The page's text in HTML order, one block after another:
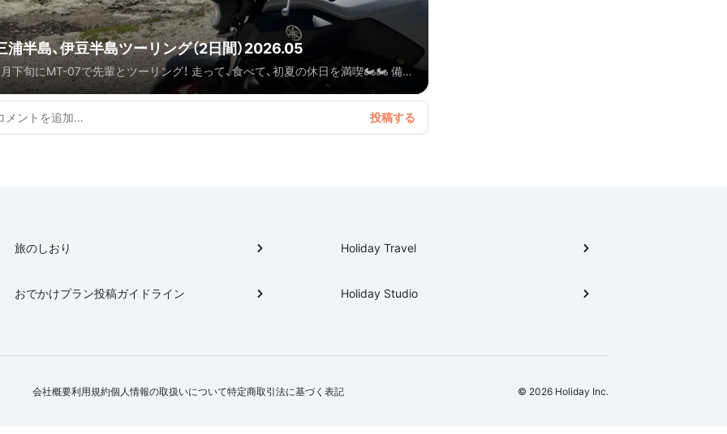
浦半島、伊豆半島ツーリング（2日間）2026.05
下旬にMT-07で先輩とツーリング！ 走って、食べて、初夏の休日を満喫🏍️🏍️ 備忘
旅のしおり
おでかけプラン投稿ガイドライン
Holiday Travel
Holiday Studio
会社概要利用規約個人情報の取扱いについて特定商取引法に基づく表記 © 2026 Holiday Inc.